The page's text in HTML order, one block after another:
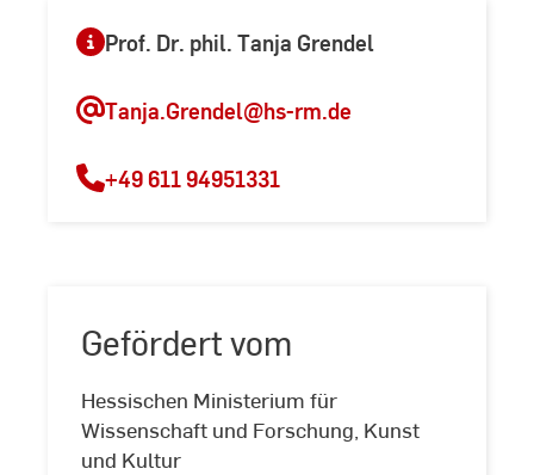
Prof. Dr. phil. Tanja Grendel
Tanja.Grendel@hs-rm.de
+49 611 94951331
Gefördert vom
Hessischen Ministerium für
Wissenschaft und Forschung, Kunst
und Kultur
Gefördert
vom